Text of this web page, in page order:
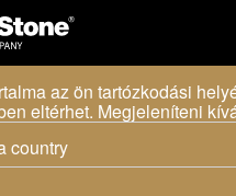
az ön tartózkodási
eltérhet. Megjeleníteni
country